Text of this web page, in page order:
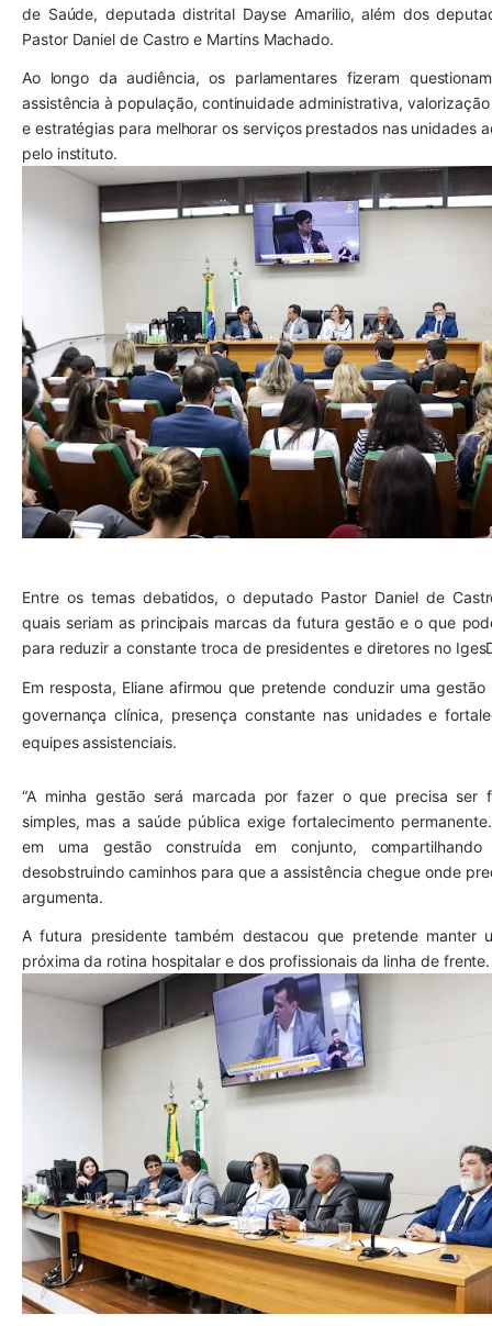
de Saúde, deputada distrital Dayse Amarilio, além dos
Pastor Daniel de Castro e Martins Machado.
Ao longo da audiência, os parlamentares fizeram
assistência à população, continuidade administrativa,
e estratégias para melhorar os serviços prestados nas unidades
pelo instituto.
Entre os temas debatidos, o deputado Pastor Daniel de
quais seriam as principais marcas da futura gestão e o que
para reduzir a constante troca de presidentes e diretores no
Em resposta, Eliane afirmou que pretende conduzir uma gestão
governança clínica, presença constante nas unidades e
equipes assistenciais.
“A minha gestão será marcada por fazer o que precisa ser
simples, mas a saúde pública exige fortalecimento
em uma gestão construída em conjunto,
desobstruindo caminhos para que a assistência chegue onde
argumenta.
A futura presidente também destacou que pretende manter
próxima da rotina hospitalar e dos profissionais da linha de frente.